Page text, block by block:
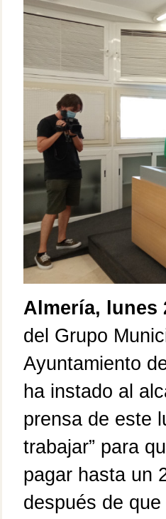
Almería, lunes
del Grupo
Ayuntamiento
ha instado al
prensa de este
trabajar” para
pagar hasta un
después de